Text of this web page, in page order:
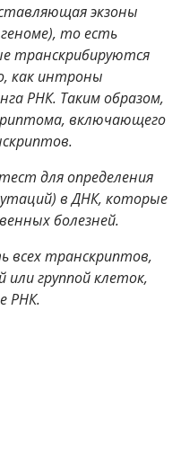
экзоны
то есть
транскрибируются
как интроны
РНК. Таким образом,
включающего
для определения
в ДНК, которые
болезней.
всех транскриптов,
группой клеток,
РНК.